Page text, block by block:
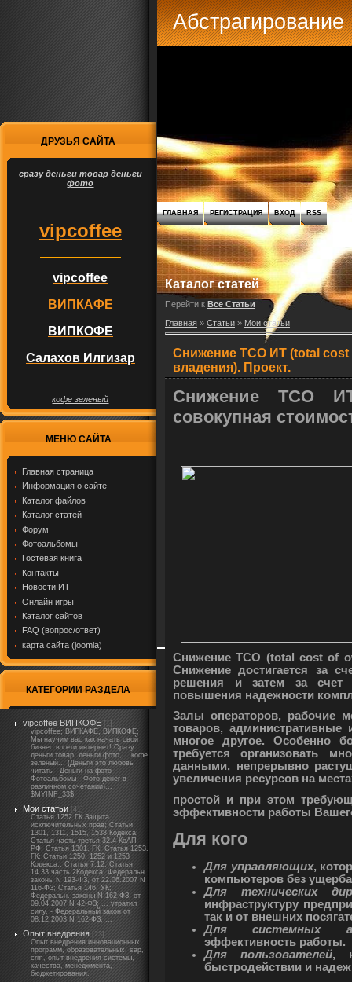
ДРУЗЬЯ САЙТА
сразу деньги товар деньги
фото
vipcoffee
vipcoffee
ВИПКАФЕ
ВИПКОФЕ
Салахов Илгизар
кофе зеленый
МЕНЮ САЙТА
Главная страница
Информация о сайте
Каталог файлов
Каталог статей
Форум
Фотоальбомы
Гостевая книга
Контакты
Новости ИТ
Онлайн игры
Каталог сайтов
FAQ (вопрос/ответ)
карта сайта (joomla)
КАТЕГОРИИ РАЗДЕЛА
vipcoffee ВИПКОФЕ [1]
vipcoffee; ВИПКАФЕ, ВИПКОФЕ;
Мы научим вас как начать свой
бизнес в сети интернет! Cразу
деньги товар, деньги фото,... кофе
зеленый... (Деньги это любовь
читать - Деньги на фото -
Фотоальбомы - Фото денег в
различном сочетании)...
$MYINF_33$
Мои статьи [41]
Статья 1252.ГК Защита
исключительных прав; Статьи
1301, 1311, 1515, 1538 Кодекса;
Статья часть третья 32.4 КоАП
РФ; Статья 1301. ГК; Статья 1253.
ГК; Статьи 1250, 1252 и 1253
Кодекса.; Статья 7.12; Статья
14.33 часть 2Кодекса; Федеральн.
законы N 193-ФЗ, от 22.06.2007 N
116-ФЗ; Статья 146. УК;
Федеральн. законы N 162-ФЗ, от
09.04.2007 N 42-ФЗ; ... утратил
силу. - Федеральный закон от
08.12.2003 N 162-ФЗ; ...
Опыт внедрения [23]
Опыт внедрения инновационных
программ, образовательных, sap,
crm, опыт внедрения системы,
качества, менеджмента,
бюджетирования.
ГЛАВНАЯ РЕГИСТРАЦИЯ ВХОД RSS
Каталог статей
Перейти к Все Статьи
Главная » Статьи » Мои статьи
Снижение TCO ИТ (total
владения). Проект.
Снижение TCO
совокупная
Снижение TCO (total cost of
Снижение достигается за
решения и затем за счет
повышения надежности
Залы операторов, рабочие
товаров,
многое другое. Особенно
требуется организовать
данными, непрерывно
увеличения ресурсов на
простой и при этом
эффективности работы
Для кого
Для управляющих,
компьютеров без
Для технических
инфраструктуру
так и от внешних
Для системных
эффективность работы.
Для пользователей,
быстродействии и